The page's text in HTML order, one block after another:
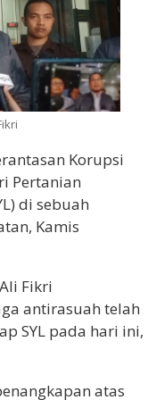
Korupsi
Pertanian
di sebuah
Kamis
Fikri
antirasuah telah
SYL pada hari ini,
atas